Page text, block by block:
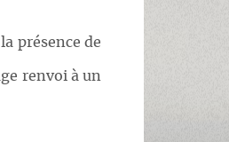
présence de
renvoi à un